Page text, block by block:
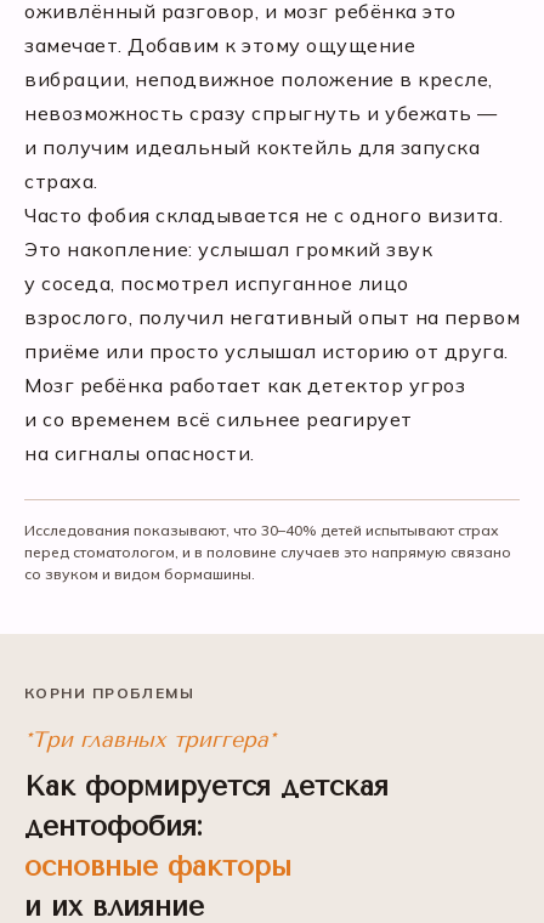
оживлённый разговор, и мозг ребёнка это
замечает. Добавим к этому ощущение
вибрации, неподвижное положение в кресле,
невозможность сразу спрыгнуть и убежать —
и получим идеальный коктейль для запуска
страха.
Часто фобия складывается не с одного визита.
Это накопление: услышал громкий звук
у соседа, посмотрел испуганное лицо
взрослого, получил негативный опыт на первом
приёме или просто услышал историю от друга.
Мозг ребёнка работает как детектор угроз
и со временем всё сильнее реагирует
на сигналы опасности.
Исследования показывают, что 30–40% детей испытывают страх
перед стоматологом, и в половине случаев это напрямую связано
со звуком и видом бормашины.
КОРНИ ПРОБЛЕМЫ
*Три главных триггера*
Как формируется детская
дентофобия:
основные факторы
и их влияние